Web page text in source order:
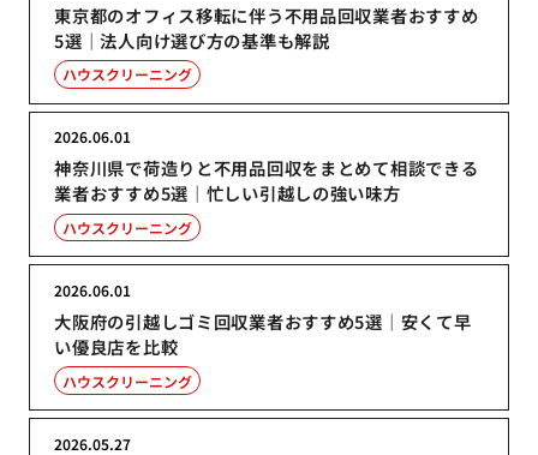
東京都のオフィス移転に伴う不用品回収業者おすすめ
5選｜法人向け選び方の基準も解説
ハウスクリーニング
神奈川県で荷造りと不用品回収をまとめて相談できる
業者おすすめ5選｜忙しい引越しの強い味方
2026.06.01
ハウスクリーニング
大阪府の引越しゴミ回収業者おすすめ5選｜安くて早
い優良店を比較
2026.06.01
ハウスクリーニング
2026.05.27